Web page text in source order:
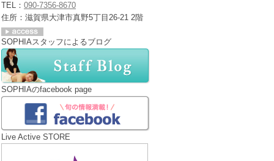
TEL： 090-7356-8670
住所：滋賀県大津市真野5丁目26-21 2階
SOPHIAスタッフによるブログ
SOPHIAのfacebook page
Live Active STORE